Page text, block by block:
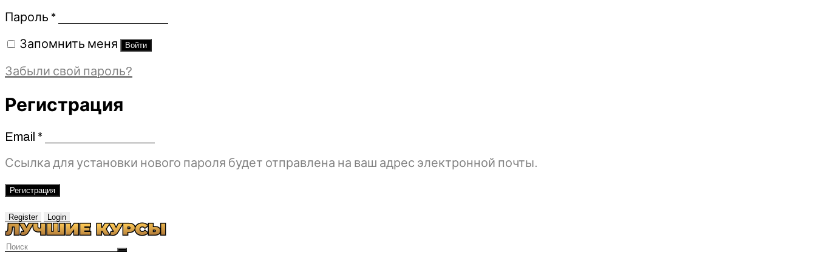
Пароль *Обязательно
Запомнить меня Войти
Забыли свой пароль?
Регистрация
Email *Обязательно
Ссылка для установки нового пароля будет отправлена ​​на ваш адрес электронной почты.
Регистрация
Register Login